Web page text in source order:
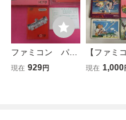
ファミコン パラ
メデス 箱 説明
現在 929円
【ファミ
ト 5本セッ
現在 1,000